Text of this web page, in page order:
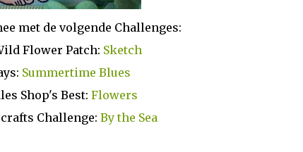
met de volgende Challenges:
Flower Patch: Sketch
Summertime Blues
Shop's Best: Flowers
Challenge: By the Sea